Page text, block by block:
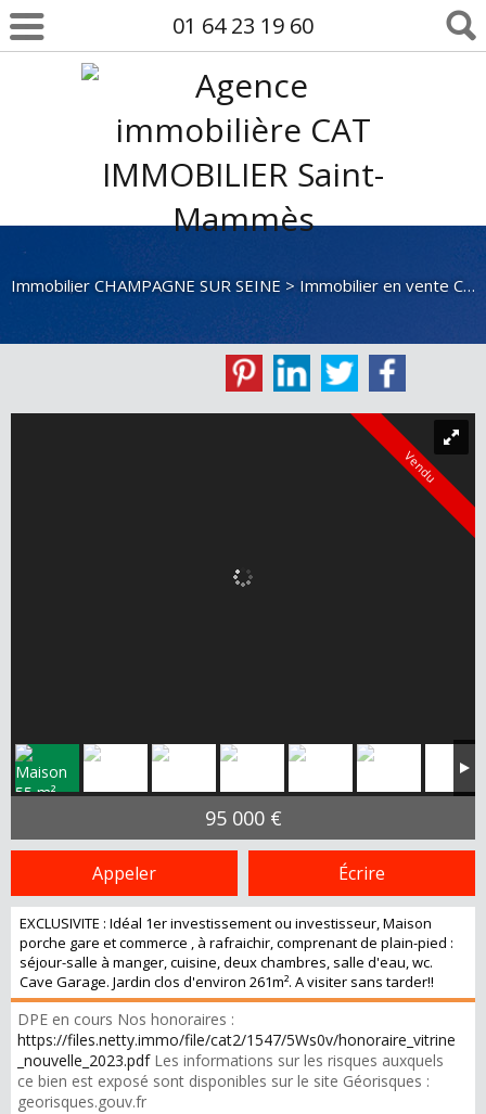
01 64 23 19 60
Immobilier CHAMPAGNE SUR SEINE > Immobilier en vente CHAMPAGNE SUR SEINE
Vendu
95 000 €
Appeler Écrire
EXCLUSIVITE : Idéal 1er investissement ou investisseur, Maison
porche gare et commerce , à rafraichir, comprenant de plain-pied :
séjour-salle à manger, cuisine, deux chambres, salle d'eau, wc.
Cave Garage. Jardin clos d'environ 261m². A visiter sans tarder!!
DPE en cours Nos honoraires :
https://files.netty.immo/file/cat2/1547/5Ws0v/honoraire_vitrine
_nouvelle_2023.pdfLes informations sur les risques auxquels
ce bien est exposé sont disponibles sur le site Géorisques :
georisques.gouv.fr